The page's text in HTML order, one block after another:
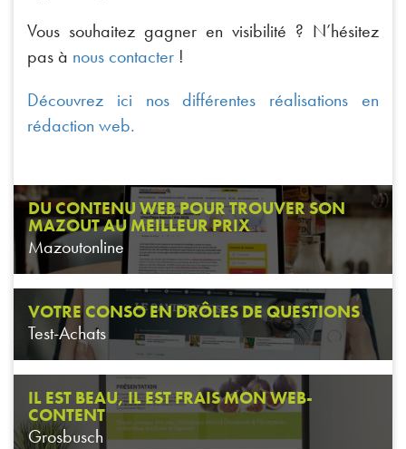
Vous souhaitez gagner en visibilité ? N’hésitez
pas à nous contacter !
Découvrez ici nos différentes réalisations en
rédaction web.
DU CONTENU WEB POUR TROUVER SON
MAZOUT AU MEILLEUR PRIX
Mazoutonline
VOTRE CONSO EN DRÔLES DE QUESTIONS
Test-Achats
IL EST BEAU, IL EST FRAIS MON WEB-
CONTENT
Grosbusch